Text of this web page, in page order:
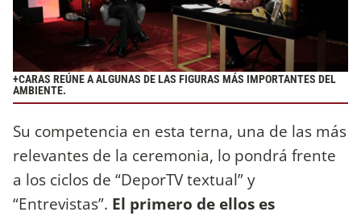
+CARAS REÚNE A ALGUNAS DE LAS FIGURAS MÁS IMPORTANTES DEL
AMBIENTE.
Su competencia en esta terna, una de las más
relevantes de la ceremonia, lo pondrá frente
a los ciclos de “DeporTV textual” y
“Entrevistas”. El primero de ellos es